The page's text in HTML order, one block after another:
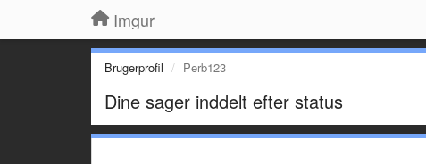
Imgur
Brugerprofil Perb123
Dine sager inddelt efter status